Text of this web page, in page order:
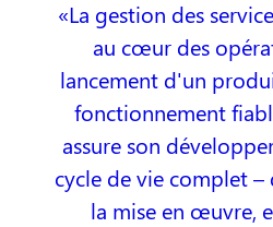
La gestion des
au cœur des
lancement d'un
fonctionnement
assure son
cycle de vie complet –
la mise en œuvre,